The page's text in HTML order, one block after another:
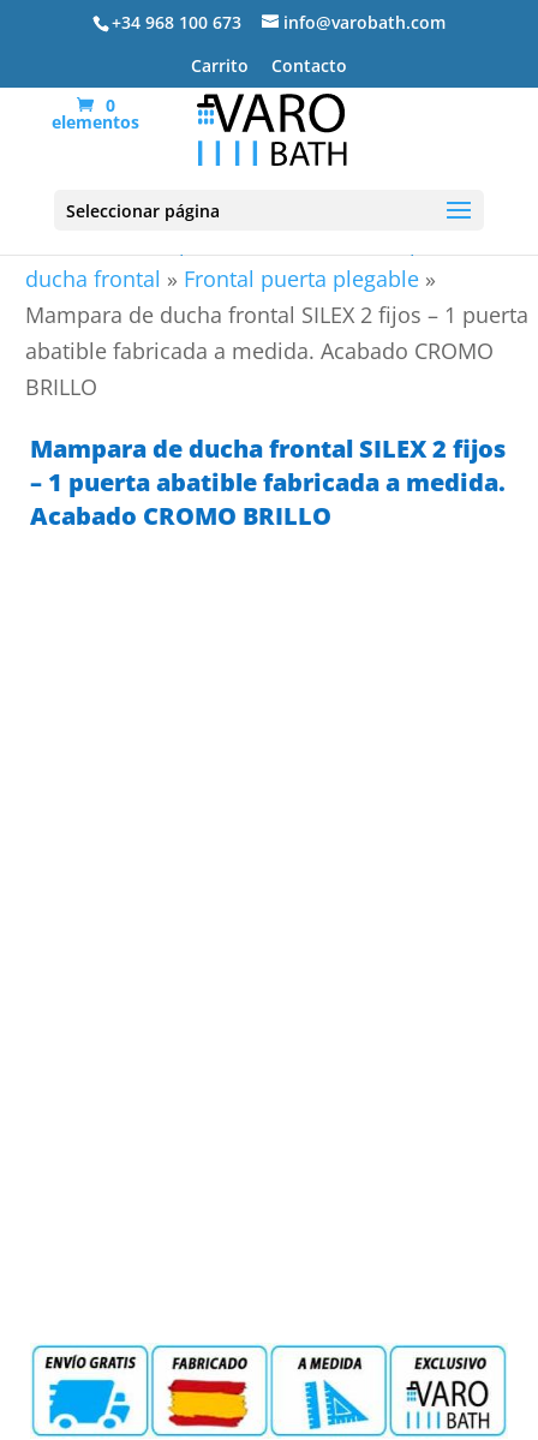
+34 968 100 673
info@varobath.com
Carrito
Contacto
0
elementos
Seleccionar página
ducha frontal » Frontal puerta plegable »
Mampara de ducha frontal SILEX 2 fijos – 1 puerta
abatible fabricada a medida. Acabado CROMO
BRILLO
Mampara de ducha frontal SILEX 2 fijos
– 1 puerta abatible fabricada a medida.
Acabado CROMO BRILLO